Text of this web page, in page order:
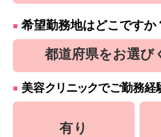
希望勤務地はどこですか
美容クリニックでご勤務経
有り